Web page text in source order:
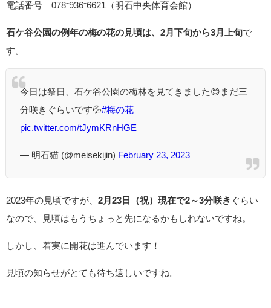
電話番号 078⁻936⁻6621（明石中央体育会館）
石ケ谷公園の例年の梅の花の見頃は、2月下旬から3月上旬で
す。
今日は祭日、石ケ谷公園の梅林を見てきました😊まだ三
分咲きぐらいです💦#梅の花
pic.twitter.com/tJymKRnHGE
— 明石猫 (@meisekijin) February 23, 2023
2023年の見頃ですが、 2月23日（祝）現在で2～3分咲き ぐらい
なので、見頃はもうちょっと先になるかもしれないですね。
しかし、着実に開花は進んでいます！
見頃の知らせがとても待ち遠しいですね。